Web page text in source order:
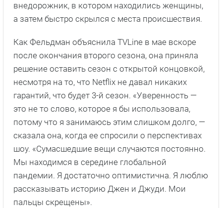
внедорожник, в котором находились женщины,
а затем быстро скрылся с места происшествия.
Как Фельдман объяснила TVLine в мае вскоре
после окончания второго сезона, она приняла
решение оставить сезон с открытой концовкой,
несмотря на то, что Netflix не давал никаких
гарантий, что будет 3-й сезон. «Уверенность —
это не то слово, которое я бы использовала,
потому что я занимаюсь этим слишком долго, —
сказала она, когда ее спросили о перспективах
шоу. «Сумасшедшие вещи случаются постоянно.
Мы находимся в середине глобальной
пандемии. Я достаточно оптимистична. Я люблю
рассказывать историю Джен и Джуди. Мои
пальцы скрещены».